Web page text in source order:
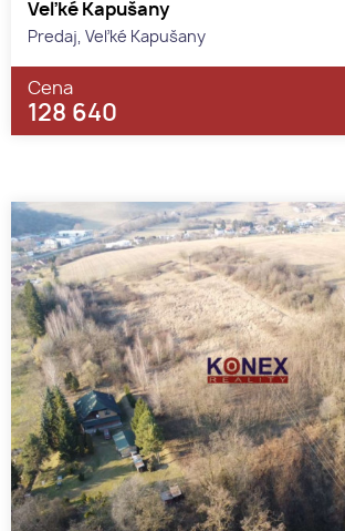
Veľké Kapušany
Predaj, Veľké Kapušany
Cena
128 640